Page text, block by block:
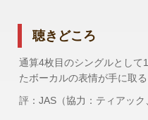
聴きどころ
通算4枚目のシングルとして
たボーカルの表情が手に取
評：JAS（協力：ティアック